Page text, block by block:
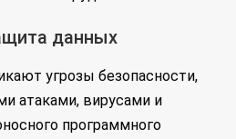
данных
угрозы безопасности,
атаками, вирусами и
программного